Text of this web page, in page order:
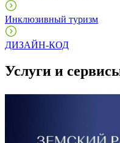
Инклюзивный туризм
ДИЗАЙН-КОД
Услуги и